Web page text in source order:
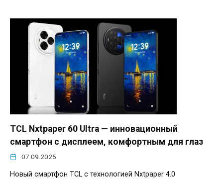
TCL Nxtpaper 60 Ultra — инновационный
смартфон с дисплеем, комфортным для глаз
07.09.2025
Новый смартфон TCL с технологией Nxtpaper 4.0